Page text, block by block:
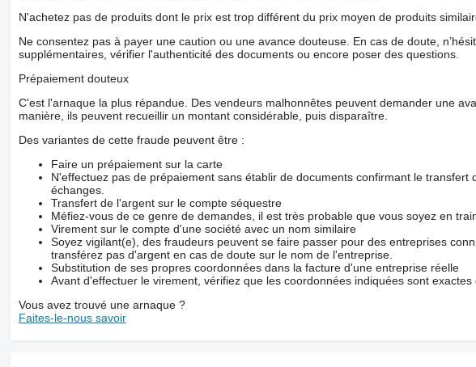
N'achetez pas de produits dont le prix est trop différent du prix moyen de produits
Ne consentez pas à payer une caution ou une avance douteuse. En cas de doute,
supplémentaires, vérifier l'authenticité des documents ou encore poser des questions.
Prépaiement douteux
C'est l'arnaque la plus répandue. Des vendeurs malhonnêtes peuvent demander une
manière, ils peuvent recueillir un montant considérable, puis disparaître.
Des variantes de cette fraude peuvent être :
Faire un prépaiement sur la carte
N'effectuez pas de prépaiement sans établir de documents confirmant le
échanges.
Transfert de l'argent sur le compte séquestre
Méfiez-vous de ce genre de demandes, il est très probable que vous soyez en
Virement sur le compte d'une société avec un nom similaire
Soyez vigilant(e), des fraudeurs peuvent se faire passer pour des entreprises
transférez pas d'argent en cas de doute sur le nom de l'entreprise.
Substitution de ses propres coordonnées dans la facture d'une entreprise réelle
Avant d'effectuer le virement, vérifiez que les coordonnées indiquées sont
Vous avez trouvé une arnaque ?
Faites-le-nous savoir